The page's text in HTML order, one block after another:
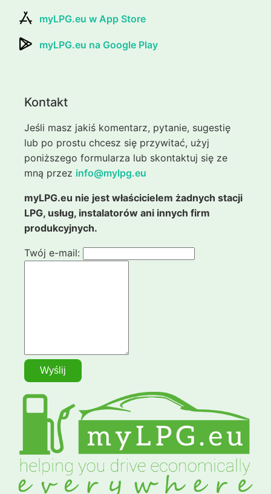
myLPG.eu w App Store
myLPG.eu na Google Play
Kontakt
Jeśli masz jakiś komentarz, pytanie, sugestię
lub po prostu chcesz się przywitać, użyj
poniższego formularza lub skontaktuj się ze
mną przez info@mylpg.eu
myLPG.eu nie jest właścicielem żadnych stacji
LPG, usług, instalatorów ani innych firm
produkcyjnych.
Twój e-mail: